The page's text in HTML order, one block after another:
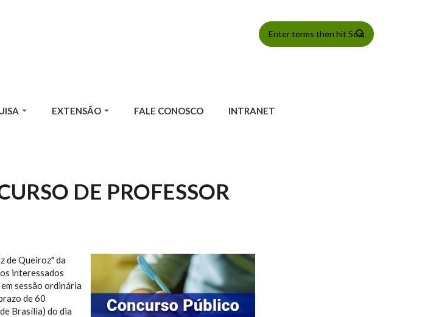
FORMULÁRIO
EXTENSÃO FALE CONOSCO INTRANET
DE PROFESSOR
de Queiroz" da
interessados
sessão ordinária
de 60
Brasília) do dia